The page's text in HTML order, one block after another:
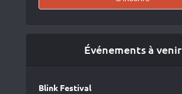
Événements à venir
Blink Festival